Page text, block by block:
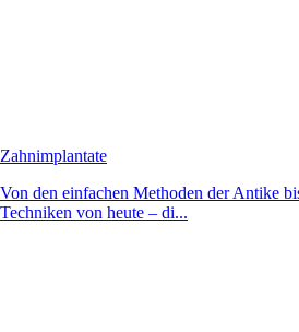
Zahnimplantate
Von den einfachen Methoden der Antike
Techniken von heute – di...